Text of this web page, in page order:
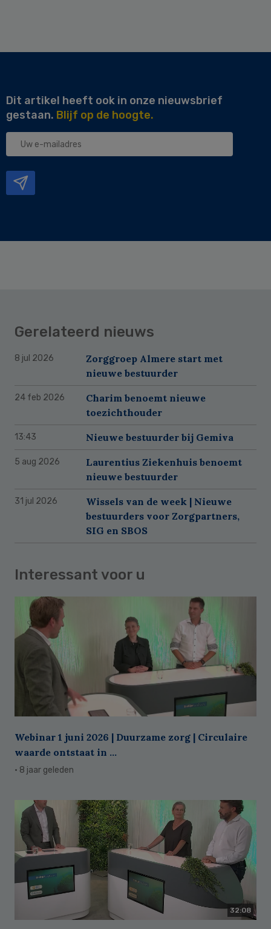
Dit artikel heeft ook in onze nieuwsbrief
gestaan. Blijf op de hoogte.
Uw
Gerelateerd nieuws
8 jul 2026
Zorggroep Almere start met
nieuwe bestuurder
24 feb 2026
Charim benoemt nieuwe
toezichthouder
13:43 Nieuwe bestuurder bij Gemiva
5 aug 2026
Laurentius Ziekenhuis benoemt
nieuwe bestuurder
31 jul 2026
Wissels van de week | Nieuwe
bestuurders voor Zorgpartners,
SIG en SBOS
Interessant voor u
Webinar 1 juni 2026 | Duurzame zorg | Circulaire
waarde ontstaat in ...
· 8 jaar geleden
32:08